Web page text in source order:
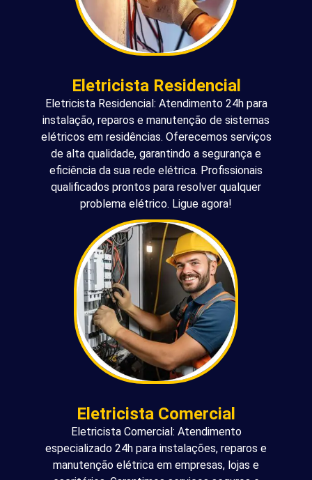
Eletricista Residencial
Eletricista Residencial: Atendimento 24h para
instalação, reparos e manutenção de sistemas
elétricos em residências. Oferecemos serviços
de alta qualidade, garantindo a segurança e
eficiência da sua rede elétrica. Profissionais
qualificados prontos para resolver qualquer
problema elétrico. Ligue agora!
Eletricista Comercial
Eletricista Comercial: Atendimento
especializado 24h para instalações, reparos e
manutenção elétrica em empresas, lojas e